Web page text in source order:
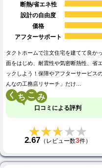
断熱/省エネ性
設計の自由度
価格
アフターサポート
タクトホームで注文住宅を建てて良か
面をはじめ、耐震性や気密断熱性、省
ックしよう！保障やアフターサービス
んなの工務店リサーチ」だけ…
く こ
口コミによる評判
★★★★★
★★★★★
2.67 （レビュー数3件）